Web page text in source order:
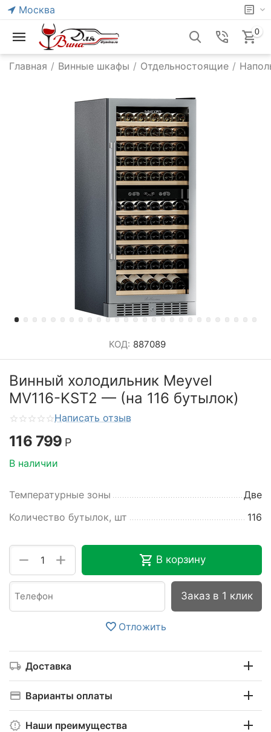
Москва
0
Главная / Винные шкафы / Отдельностоящие /
КОД: 887089
Винный холодильник Meyvel
MV116-KST2 — (на 116 бутылок)
Написать отзыв
116 799 Р
В наличии
Температурные зоны
Две
Количество бутылок, шт
116
+
− В корзину
Заказ в 1 клик
Отложить
Доставка
Варианты оплаты
Наши преимущества